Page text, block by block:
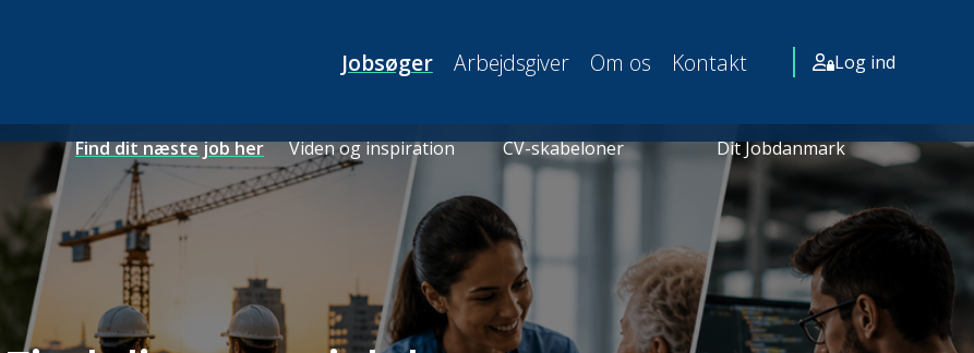
Jobsøger
Find dit næste job her Viden og inspiration CV-skabeloner Dit Jobdanmark
Arbejdsgiver Om os Kontakt Log ind